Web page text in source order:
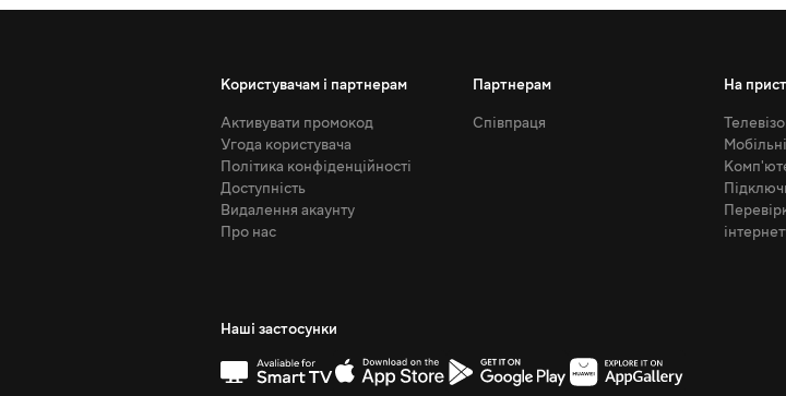
Користувачам і партнерам
Активувати промокод
Угода користувача
Політика конфіденційності
Доступність
Видалення акаунту
Про нас
Партнерам
Співпраця
На
Наші застосунки